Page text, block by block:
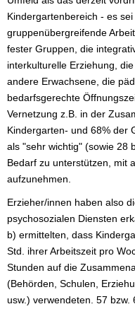
Kindergartenbereich - es
gruppenübergreifende
fester Gruppen, die
interkulturelle Erziehung,
andere Erwachsene, die
bedarfsgerechte
Vernetzung z.B. in der
Kindergarten- und 68% der
als "sehr wichtig" (sowie 28
Bedarf zu unterstützen, mit
aufzunehmen.
Erzieher/innen haben also
psychosozialen Diensten
b) ermittelten, dass
Std. ihrer Arbeitszeit pro
Stunden auf die
(Behörden, Schulen,
usw.) verwendeten. 57